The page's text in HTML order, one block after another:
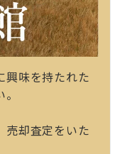
興味を持たれた
却査定をいた